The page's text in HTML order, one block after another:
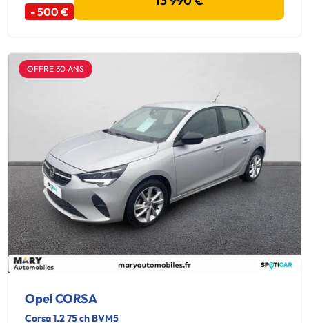
- 500 €
OFFRE 30 ANS
Opel CORSA
Corsa 1.2 75 ch BVM5